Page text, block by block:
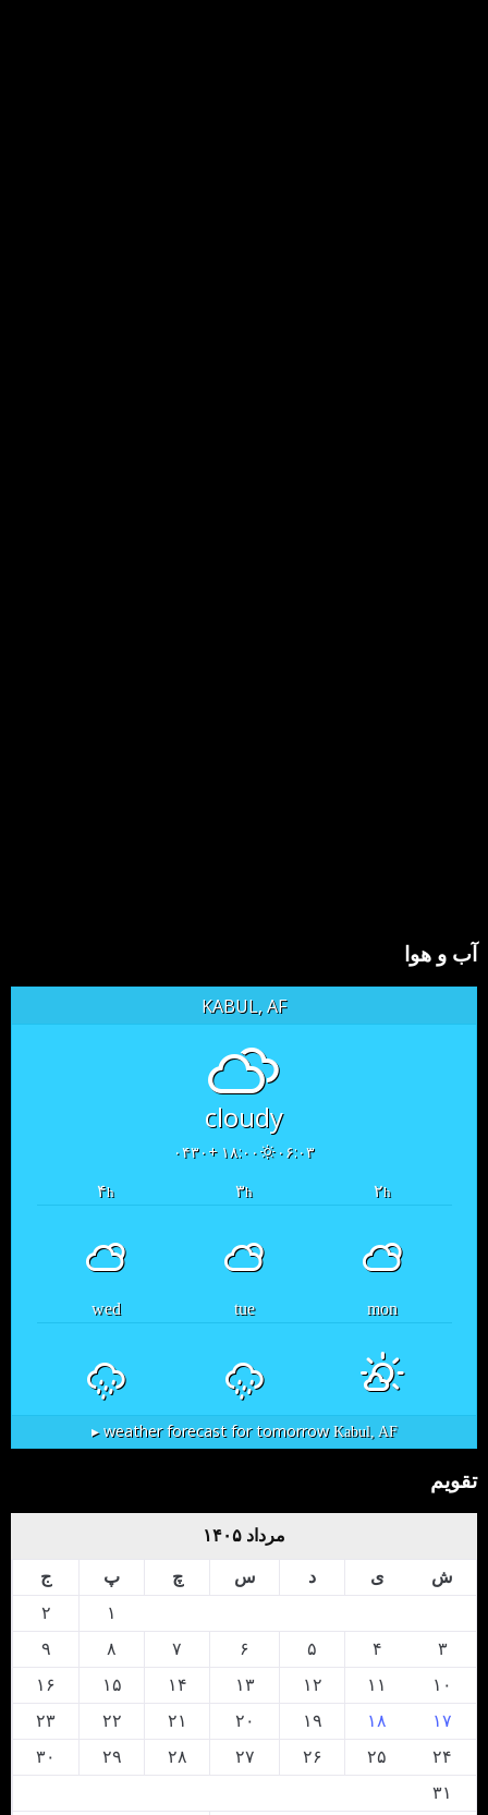
آب و هوا
KABUL, AF
cloudy
۰۶:۰۳ ۱۸:۰۰ +۰۴۳۰
۲h ۳h ۴h
mon
tue
wed
Kabul, AF
weather forecast for tomorrow ▸
تقویم
مرداد ۱۴۰۵
ش ی د س چ پ
ج
۱
۲
۳
۴ ۵ ۶ ۷ ۸
۹
۱۰
۱۱ ۱۲ ۱۳ ۱۴ ۱۵
۱۶
۱۷
۱۸ ۱۹ ۲۰ ۲۱ ۲۲
۲۳
۲۴
۲۵ ۲۶ ۲۷ ۲۸ ۲۹
۳۰
۳۱